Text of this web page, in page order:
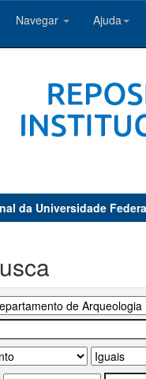
Navegar Ajuda
da Universidade